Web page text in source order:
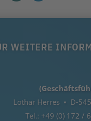
WEITERE
Lothar Herres • D-
Tel.: +49 (0) 172 /